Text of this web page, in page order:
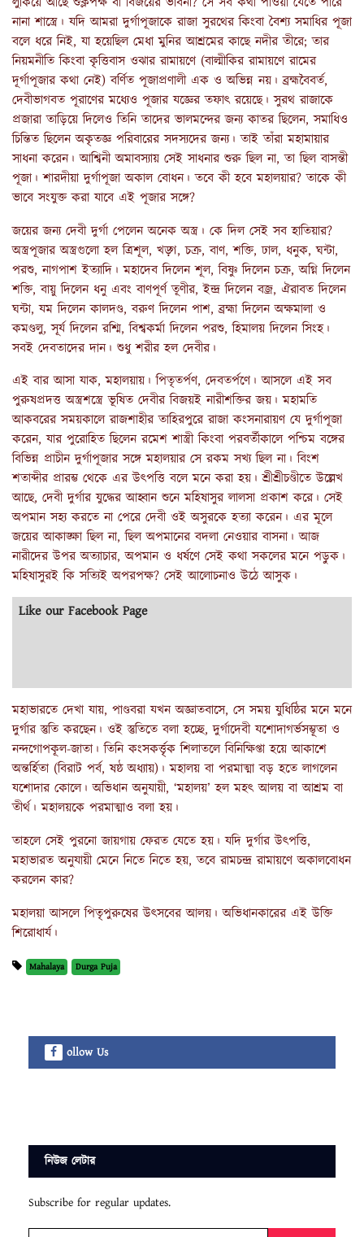
নানা শাস্ত্রে। যদি আমরা দুর্গাপূজাকে রাজা সুরথের কিংবা বৈশ্য সমাধির পূজা
বলে ধরে নিই, যা হয়েছিল মেধা মুনির আশ্রমের কাছে নদীর তীরে; তার
নিয়মনীতি কিংবা কৃত্তিবাস ওঝার রামায়ণে (বাল্মীকির রামায়ণে রামের
দূর্গাপূজার কথা নেই) বর্ণিত পূজাপ্রণালী এক ও অভিন্ন নয়। ব্রহ্মবৈবর্ত,
দেবীভাগবত পূরাণের মধ্যেও পূজার যজ্ঞের তফাৎ রয়েছে। সুরথ রাজাকে
প্রজারা তাড়িয়ে দিলেও তিনি তাদের ভালমন্দের জন্য কাতর ছিলেন, সমাধিও
চিন্তিত ছিলেন অকৃতজ্ঞ পরিবারের সদস্যদের জন্য। তাই তাঁরা মহামায়ার
সাধনা করেন। আশ্বিনী অমাবস্যায় সেই সাধনার শুরু ছিল না, তা ছিল বাসন্তী
পূজা। শারদীয়া দুর্গাপূজা অকাল বোধন। তবে কী হবে মহালয়ার? তাকে কী
ভাবে সংযুক্ত করা যাবে এই পূজার সঙ্গে?
জয়ের জন্য দেবী দুর্গা পেলেন অনেক অস্ত্র। কে দিল সেই সব হাতিয়ার?
অস্ত্রপূজার অস্ত্রগুলো হল ত্রিশূল, খড়্গ, চক্র, বাণ, শক্তি, ঢাল, ধনুক, ঘন্টা,
পরশু, নাগপাশ ইত্যাদি। মহাদেব দিলেন শূল, বিষ্ণু দিলেন চক্র, অগ্নি দিলেন
শক্তি, বায়ু দিলেন ধনু এবং বাণপূর্ণ তূণীর, ইন্দ্র দিলেন বজ্র, ঐরাবত দিলেন
ঘন্টা, যম দিলেন কালদণ্ড, বরুণ দিলেন পাশ, ব্রহ্মা দিলেন অক্ষমালা ও
কমণ্ডলু, সূর্য দিলেন রশ্মি, বিশ্বকর্মা দিলেন পরশু, হিমালয় দিলেন সিংহ।
সবই দেবতাদের দান। শুধু শরীর হল দেবীর।
এই বার আসা যাক, মহালয়ায়। পিতৃতর্পণ, দেবতর্পণে। আসলে এই সব
পুরুষপ্রদত্ত অস্ত্রশস্ত্রে ভূষিত দেবীর বিজয়ই নারীশক্তির জয়। মহামতি
আকবরের সময়কালে রাজশাহীর তাহিরপুরে রাজা কংসনারায়ণ যে দুর্গাপূজা
করেন, যার পুরোহিত ছিলেন রমেশ শাস্ত্রী কিংবা পরবর্তীকালে পশ্চিম বঙ্গের
বিভিন্ন প্রাচীন দুর্গাপূজার সঙ্গে মহালয়ার সে রকম সখ্য ছিল না। বিংশ
শতাব্দীর প্রারম্ভ থেকে এর উৎপত্তি বলে মনে করা হয়। শ্রীশ্রীচণ্ডীতে উল্লেখ
আছে, দেবী দুর্গার যুদ্ধের আহ্বান শুনে মহিষাসুর লালসা প্রকাশ করে। সেই
অপমান সহ্য করতে না পেরে দেবী ওই অসুরকে হত্যা করেন। এর মূলে
জয়ের আকাঙ্ক্ষা ছিল না, ছিল অপমানের বদলা নেওয়ার বাসনা। আজ
নারীদের উপর অত্যাচার, অপমান ও ধর্ষণে সেই কথা সকলের মনে পড়ুক।
মহিষাসুরই কি সত্যিই অপরপক্ষ? সেই আলোচনাও উঠে আসুক।
Like our Facebook Page
মহাভারতে দেখা যায়, পাণ্ডবরা যখন অজ্ঞাতবাসে, সে সময় যুধিষ্ঠির মনে মনে
দুর্গার স্তুতি করছেন। ওই স্তুতিতে বলা হচ্ছে, দুর্গাদেবী যশোদাগর্ভসম্ভূতা ও
নন্দগোপকূল-জাতা। তিনি কংসকর্ত্তৃক শিলাতলে বিনিক্ষিপ্তা হয়ে আকাশে
অন্তর্হিতা (বিরাট পর্ব, ষষ্ঠ অধ্যায়)। মহালয় বা পরমাত্মা বড় হতে লাগলেন
যশোদার কোলে। অভিধান অনুযায়ী, ‘মহালয়’ হল মহৎ আলয় বা আশ্রম বা
তীর্থ। মহালয়কে পরমাত্মাও বলা হয়।
তাহলে সেই পুরনো জায়গায় ফেরত যেতে হয়। যদি দুর্গার উৎপত্তি,
মহাভারত অনুযায়ী মেনে নিতে নিতে হয়, তবে রামচন্দ্র রামায়ণে অকালবোধন
করলেন কার?
মহালয়া আসলে পিতৃপুরুষের উৎসবের আলয়। অভিধানকারের এই উক্তি
শিরোধার্য।
Mahalaya Durga Puja
ollow Us
নিউজ লেটার
Subscribe for regular updates.